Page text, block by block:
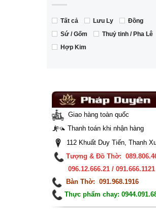
Tất cả Lưu Ly
Đồng
Sứ / Gốm
Thuỷ tinh / Pha Lê
Hợp Kim
Giao hàng toàn quốc
Thanh toán khi nhận hàng
112 Khuất Duy Tiến, Thanh
Tượng & Đồ Thờ:
096.12.666.21 / 091.666.1121
Bàn Thờ: 091.968.1916
Thực phẩm chay: